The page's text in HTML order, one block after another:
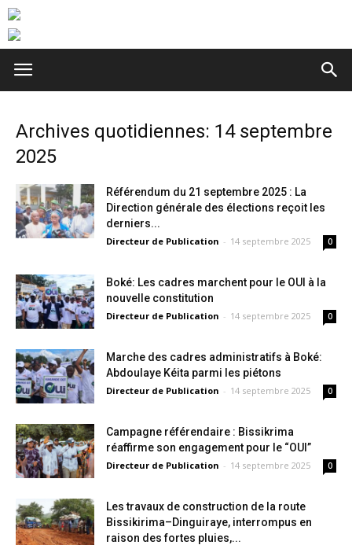
Archives quotidiennes: 14 septembre
2025
Référendum du 21 septembre 2025 : La
Direction générale des élections reçoit les
derniers...
Directeur de Publication - 14 septembre 2025 0
Boké: Les cadres marchent pour le OUI à la
nouvelle constitution
Directeur de Publication - 14 septembre 2025 0
Marche des cadres administratifs à Boké:
Abdoulaye Kéita parmi les piétons
Directeur de Publication - 14 septembre 2025 0
Campagne référendaire : Bissikrima
réaffirme son engagement pour le “OUI”
Directeur de Publication - 14 septembre 2025 0
Les travaux de construction de la route
Bissikirima–Dinguiraye, interrompus en
raison des fortes pluies,...